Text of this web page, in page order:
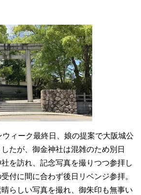
ィーク最終日、娘の提案で大阪城公
たが、御金神社は混雑のため別日
を訪れ、記念写真を撮りつつ参拝し
付に間に合わず後日リベンジ参拝。
らしい写真を撮れ、御朱印も無事い